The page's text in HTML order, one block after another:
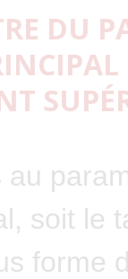
DU
au
soit le
forme